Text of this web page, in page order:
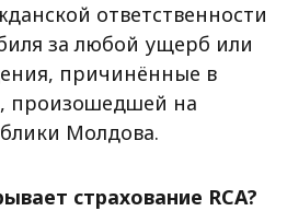
ответственности
за любой ущерб или
причинённые в
произошедшей на
Молдова.
страхование RCA?